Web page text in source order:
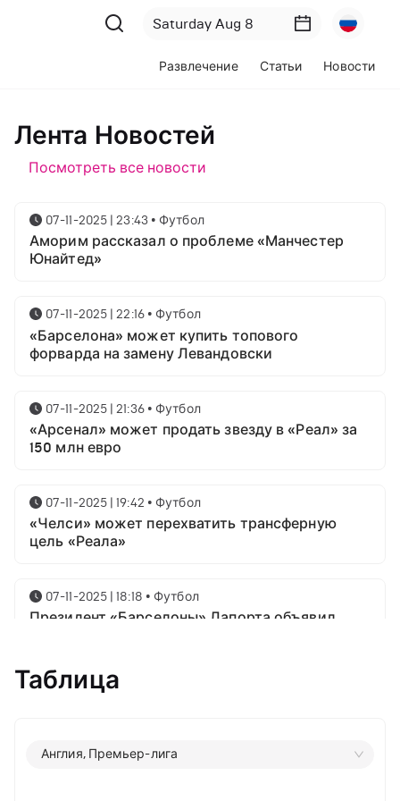
Развлечение Статьи Новости
Лента Новостей
Посмотреть все новости
07-11-2025 | 23:43 • Футбол
Аморим рассказал о проблеме «Манчестер
Юнайтед»
07-11-2025 | 22:16 • Футбол
«Барселона» может купить топового
форварда на замену Левандовски
07-11-2025 | 21:36 • Футбол
«Арсенал» может продать звезду в «Реал» за
150 млн евро
07-11-2025 | 19:42 • Футбол
«Челси» может перехватить трансферную
цель «Реала»
07-11-2025 | 18:18 • Футбол
Президент «Барселоны» Лапорта объявил
07-11-2025 | 16:23
ФИФА
Таблица
Англия, Премьер-лига